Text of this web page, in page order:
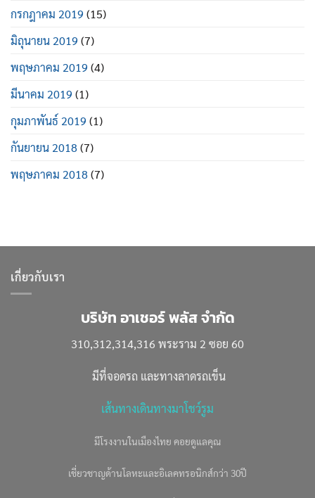
กรกฎาคม 2019 (15)
มิถุนายน 2019 (7)
พฤษภาคม 2019 (4)
มีนาคม 2019 (1)
กุมภาพันธ์ 2019 (1)
กันยายน 2018(7)
พฤษภาคม 2018(7)
เกี่ยวกับเรา
บริษัท อาเชอร์ พลัส จำกัด
310,312,314,316 พระราม 2 ซอย 60
มีที่จอดรถ และทางลาดรถเข็น
เส้นทางเดินทางมาโชว์รูม
มีโรงงานในเมืองไทย คอยดูแลคุณ
เชี่ยวชาญด้านโลหะและอิเลคทรอนิกส์กว่า 30ปี